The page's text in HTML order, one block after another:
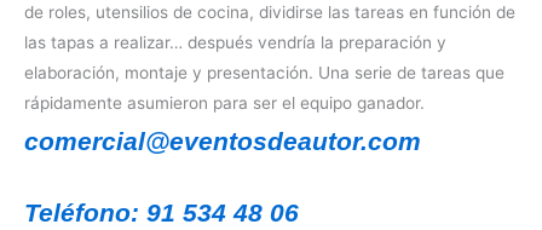
de roles, utensilios de cocina, dividirse las tareas en función de
las tapas a realizar… después vendría la preparación y
elaboración, montaje y presentación. Una serie de tareas que
rápidamente asumieron para ser el equipo ganador.
comercial@eventosdeautor.com
Teléfono: 91 534 48 06